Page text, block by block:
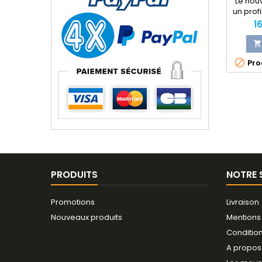
un
un
filets


PRODUITS
Promotions
Nouveaux produits
NOTRE
Livraison
A propos